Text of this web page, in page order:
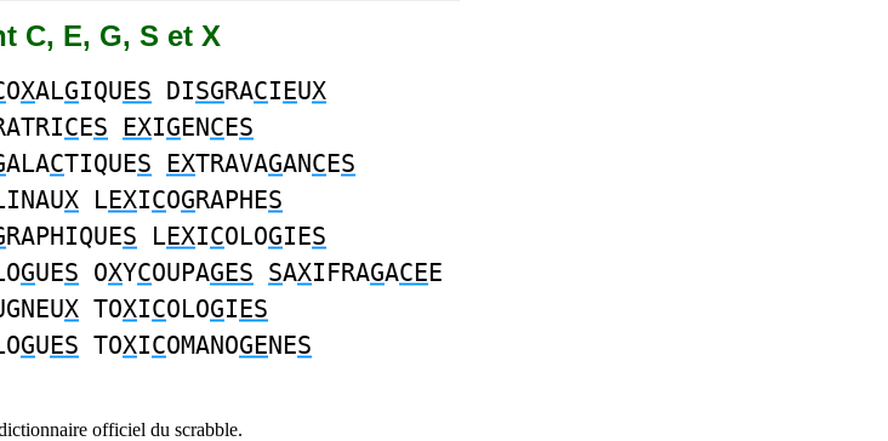
C, E, G, S et X
OXALGIQUES DISGRACIEUX
CES EXIGENCES
ALACTIQUES EXTRAVAGANCES
X LEXICOGRAPHES
RAPHIQUES LEXICOLOGIES
GUES OXYCOUPAGES SAXIFRAGACEE
X TOXICOLOGIES
GUES TOXICOMANOGENES
officiel du scrabble.